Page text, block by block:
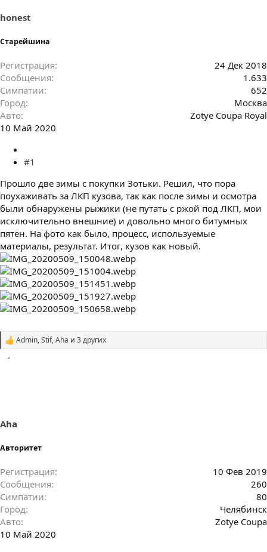
ы
honest
Старейшина
Регистрация
24 Дек 2018
Сообщения
1.633
Симпатии
652
Город
Москва
Авто
Zotye Coupa Royal
10 Май 2020
#1
Прошло две зимы с покупки Зотьки. Решил, что пора
поухаживать за ЛКП кузова, так как после зимы и осмотра
были обнаружены рыжики (не путать с ржой под ЛКП, мои
исключительно внешние) и довольно много битумных
пятен. На фото как было, процесс, используемые
материалы, результат. Итог, кузов как новый.
С
:
Admin,Stif,Aha и 3 других
Aha
Авторитет
Регистрация
10 Фев 2019
Сообщения
260
Симпатии
80
Город
Челябинск
Авто
Zotye Coupa
10 Май 2020